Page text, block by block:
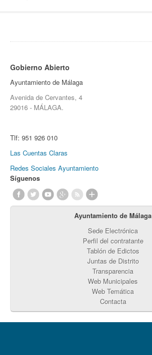
Gobierno Abierto
Ayuntamiento de Málaga
Avenida de Cervantes, 4
29016 - MÁLAGA.
Tlf: 951 926 010
Las Cuentas Claras
Redes Sociales Ayuntamiento
Síguenos
Ayuntamiento de Málaga
Sede Electrónica
Perfil del contratante
Tablón de Edictos
Juntas de Distrito
Transparencia
Web Municipales
Web Temática
Contacta